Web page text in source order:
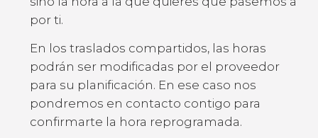
por ti.
En los traslados compartidos, las horas
podrán ser modificadas por el proveedor
para su planificación. En ese caso nos
pondremos en contacto contigo para
confirmarte la hora reprogramada.